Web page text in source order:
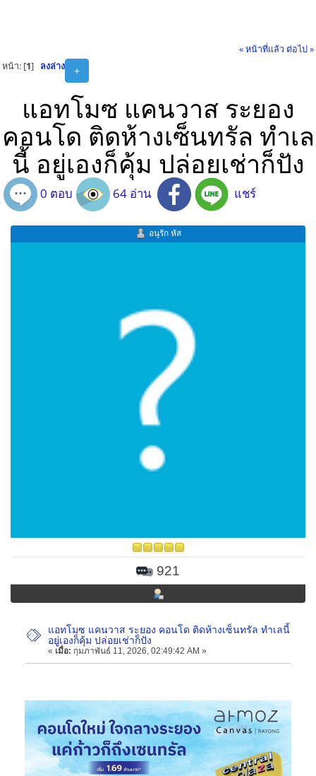
« หน้าที่แล้ว ต่อไป »
+
หน้า: [1] ลงล่าง
แอทโมซ แคนวาส ระยอง
คอนโด ติดห้างเซ็นทรัล ทำเล
นี้ อยู่เองก็คุ้ม ปล่อยเช่าก็ปัง
0 ตอบ 64 อ่าน แชร์
อนุรัก หัส
921
แอทโมซ แคนวาส ระยอง คอนโด ติดห้างเซ็นทรัล ทำเลนี้
อยู่เองก็คุ้ม ปล่อยเช่าก็ปัง
« เมื่อ: กุมภาพันธ์ 11, 2026, 02:49:42 AM »